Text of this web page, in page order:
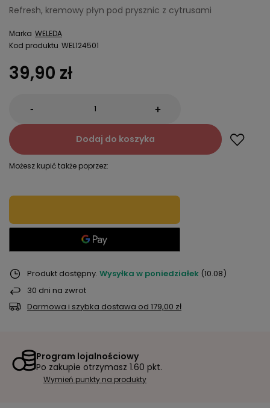
Refresh, kremowy płyn pod prysznic z cytrusami
Marka WELEDA
Kod produktu WEL124501
39,90 zł
- +
Dodaj do koszyka
Możesz kupić także poprzez:
Produkt dostępny Wysyłka w poniedziałek (10.08)
30 dni na zwrot
Darmowa i szybka dostawa od 179,00 zł
Program lojalnościowy
Po zakupie otrzymasz 1.60 pkt.
Wymień punkty na produkty